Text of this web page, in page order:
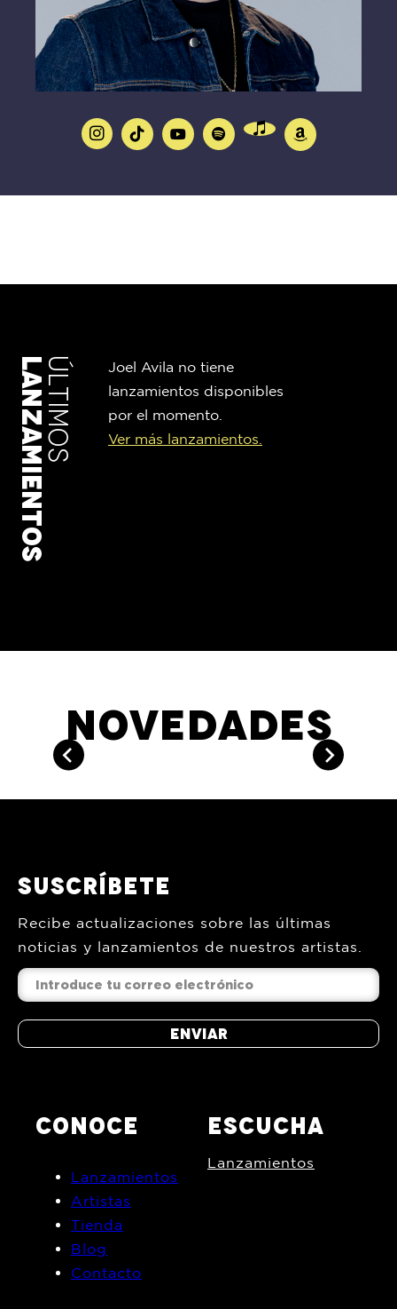
ÚLTIMOS
LANZAMIENTOS
Joel Avila no tiene
lanzamientos disponibles
por el momento.
Ver más lanzamientos.
Novedades
Suscríbete
Recibe actualizaciones sobre las últimas
noticias y lanzamientos de nuestros artistas.
Enviar
CONOCE
Lanzamientos
Artistas
Tienda
Blog
Contacto
ESCUCHA
Lanzamientos